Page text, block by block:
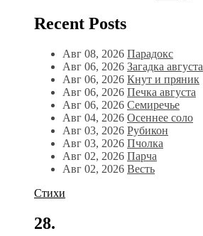
Recent Posts
Авг 08, 2026 Парадокс
Авг 06, 2026 Загадка августа
Авг 06, 2026 Кнут и пряник
Авг 06, 2026 Печка августа
Авг 06, 2026 Семиречье
Авг 04, 2026 Осеннее соло
Авг 03, 2026 Рубикон
Авг 03, 2026 Пчолка
Авг 02, 2026 Парча
Авг 02, 2026 Весть
Стихи
28.